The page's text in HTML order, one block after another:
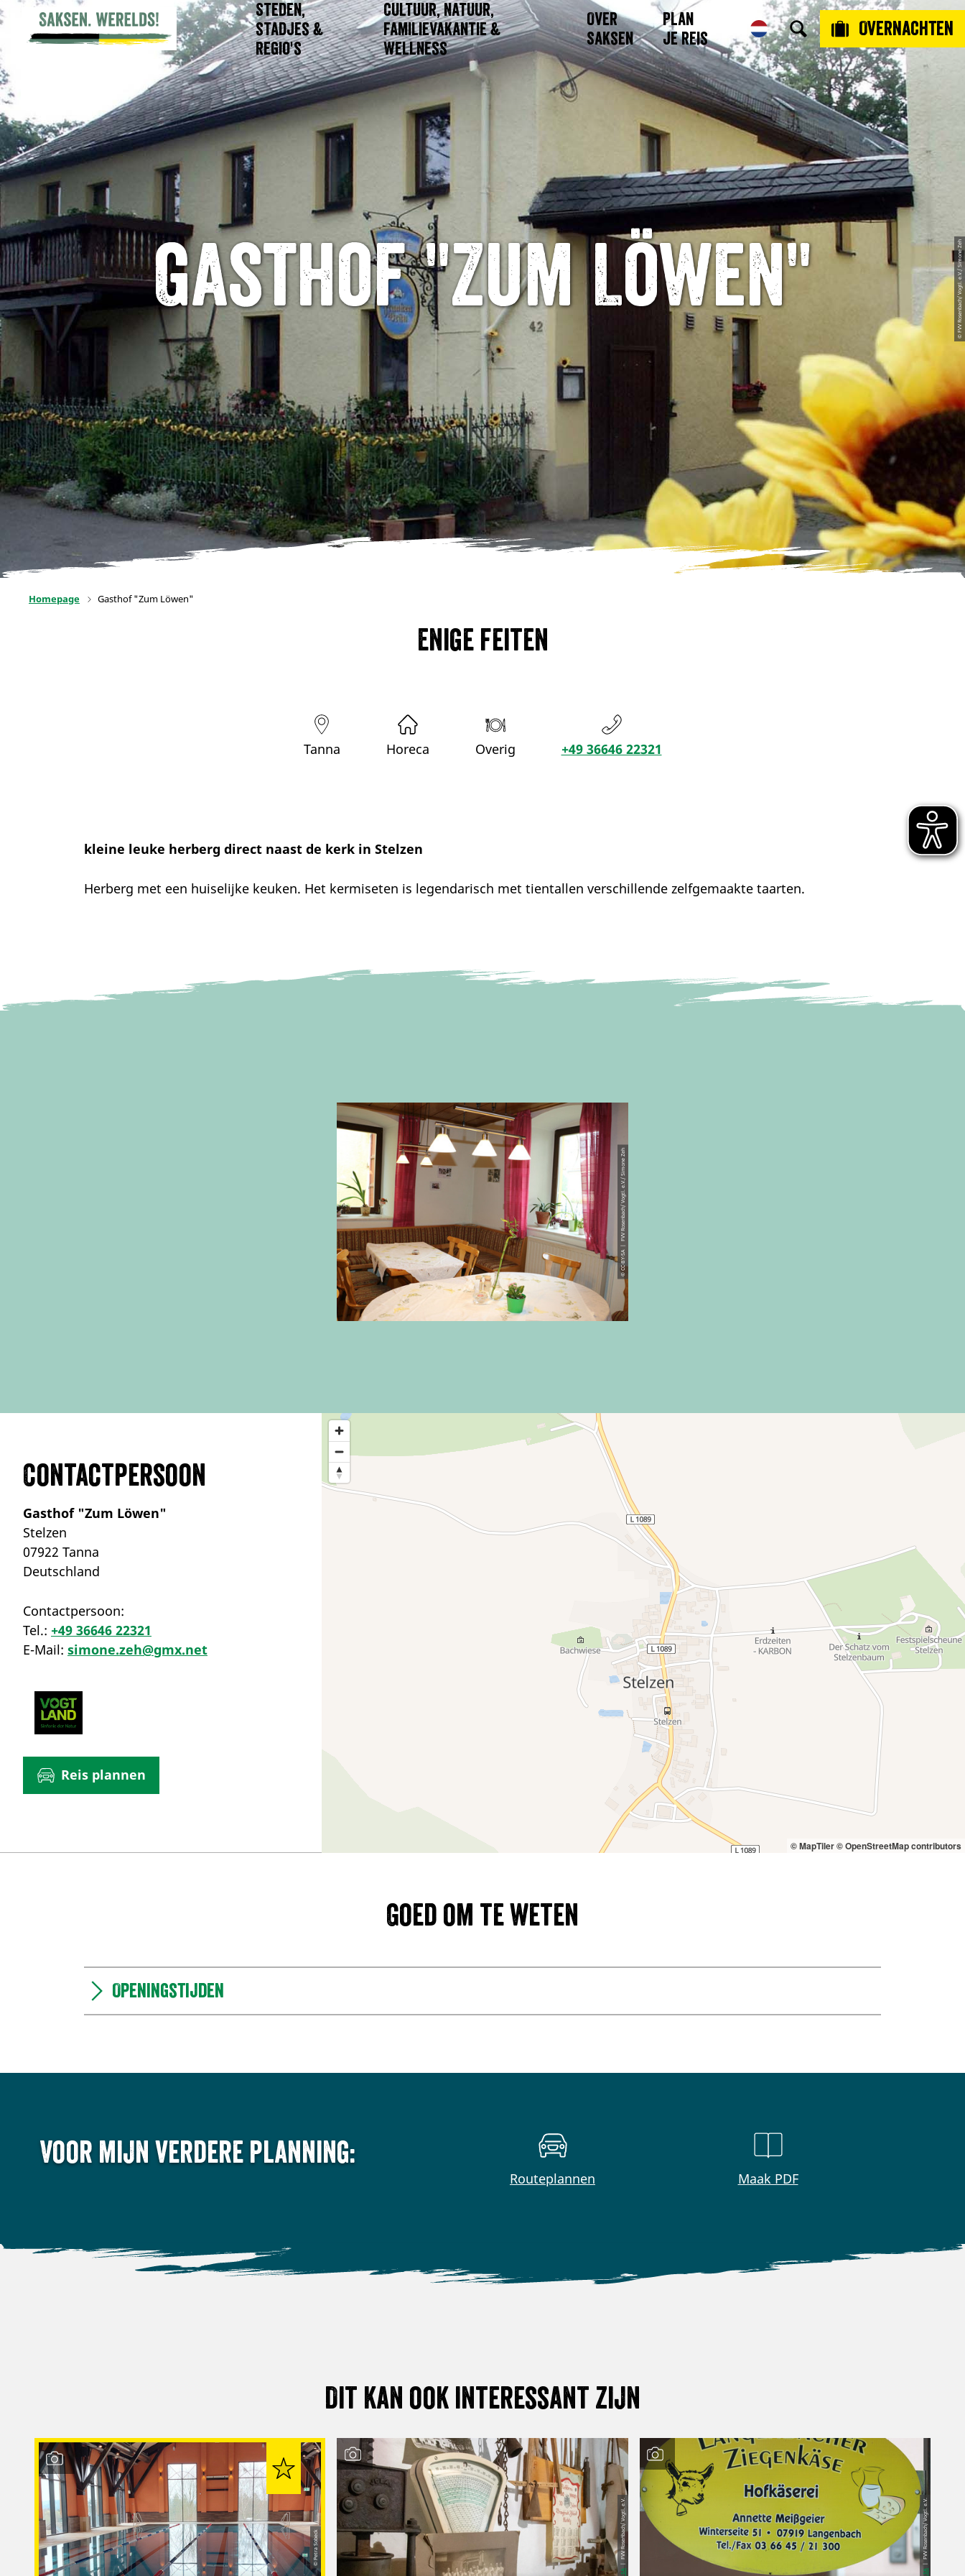
Steden,
stadjes &
regio's
Cultuur, Natuur,
Familievakantie &
Wellness
Over
Saksen
Plan
je reis
Overnachten
© FVV Rosenbach/ Vogtl. e.V./ Simone Zeh
Gasthof "Zum Löwen"
Homepage Gasthof "Zum Löwen"
Enige feiten
Tanna Horeca Overig +49 36646 22321
kleine leuke herberg direct naast de kerk in Stelzen
Herberg met een huiselijke keuken. Het kermiseten is legendarisch met tientallen verschillende zelfgemaakte taarten.
© CC-BY-SA | FVV Rosenbach/ Vogtl. e.V./ Simone Zeh
Contactpersoon
Gasthof "Zum Löwen"
Stelzen
07922 Tanna
Deutschland
Contactpersoon:
Tel.: +49 36646 22321
E-Mail: simone.zeh@gmx.net
Reis plannen
© MapTiler© OpenStreetMap contributors
Goed om te weten
Openingstijden
Voor mijn verdere planning:
Routeplannen Maak PDF
Dit kan ook interessant zijn
© Petra Sobeck | FVV Rosenbach/ Vogtl. e.V. | FVV Rosenbach/ Vogtl. e.V.